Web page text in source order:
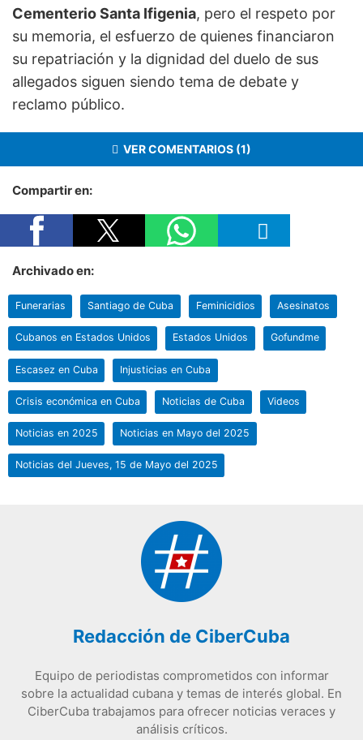
Cementerio Santa Ifigenia, pero el respeto por
su memoria, el esfuerzo de quienes financiaron
su repatriación y la dignidad del duelo de sus
allegados siguen siendo tema de debate y
reclamo público.
VER COMENTARIOS (1)
Compartir en:
Archivado en:
Funerarias Santiago de Cuba Feminicidios Asesinatos
Cubanos en Estados Unidos Estados Unidos Gofundme
Escasez en Cuba Injusticias en Cuba
Crisis económica en Cuba Noticias de Cuba Videos
Noticias en 2025 Noticias en Mayo del 2025
Noticias del Jueves, 15 de Mayo del 2025
Redacción de CiberCuba
Equipo de periodistas comprometidos con informar
sobre la actualidad cubana y temas de interés global. En
CiberCuba trabajamos para ofrecer noticias veraces y
análisis críticos.